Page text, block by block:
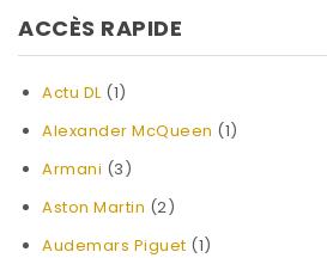
ACCÈS RAPIDE
Actu DL(1)
Alexander McQueen (1)
Armani (3)
Aston Martin (2)
Audemars Piguet (1)